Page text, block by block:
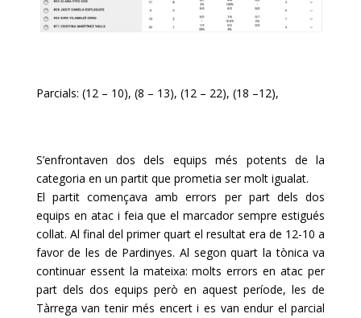
Parcials: (12 – 10), (8 – 13), (12 – 22), (18 –12),
S’enfrontaven dos dels equips més potents de la
categoria en un partit que prometia ser molt igualat.
El partit començava amb errors per part dels dos
equips en atac i feia que el marcador sempre estigués
collat. Al final del primer quart el resultat era de 12-10 a
favor de les de Pardinyes. Al segon quart la tònica va
continuar essent la mateixa: molts errors en atac per
part dels dos equips però en aquest període, les de
Tàrrega van tenir més encert i es van endur el parcial